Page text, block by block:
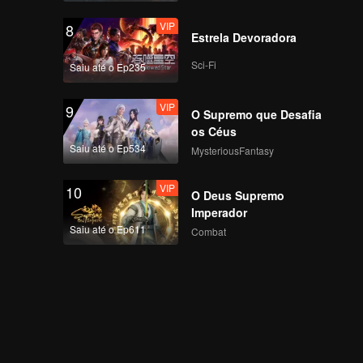
8
Saiu até o Ep235
VIP
Estrela Devoradora
Sci-Fi
9
Saiu até o Ep534
VIP
O Supremo que Desafia
os Céus
MysteriousFantasy
10
Saiu até o Ep611
VIP
O Deus Supremo
Imperador
Combat